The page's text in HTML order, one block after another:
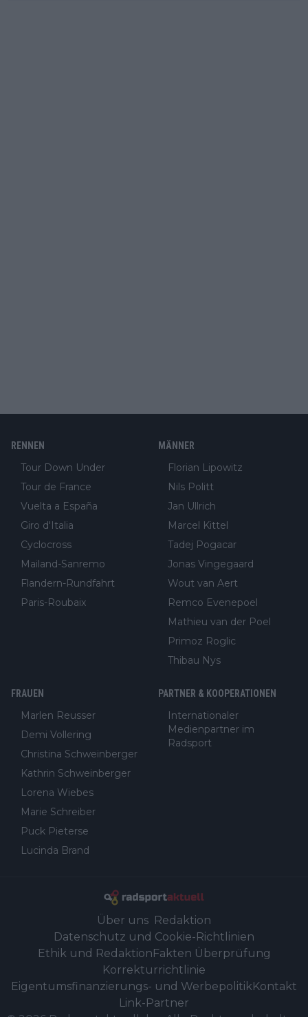
RENNEN
Tour Down Under
Tour de France
Vuelta a España
Giro d'Italia
Cyclocross
Mailand-Sanremo
Flandern-Rundfahrt
Paris-Roubaix
MÄNNER
Florian Lipowitz
Nils Politt
Jan Ullrich
Marcel Kittel
Tadej Pogacar
Jonas Vingegaard
Wout van Aert
Remco Evenepoel
Mathieu van der Poel
Primoz Roglic
Thibau Nys
FRAUEN
Marlen Reusser
Demi Vollering
Christina Schweinberger
Kathrin Schweinberger
Lorena Wiebes
Marie Schreiber
Puck Pieterse
Lucinda Brand
PARTNER & KOOPERATIONEN
Internationaler
Medienpartner im
Radsport
Über uns Redaktion
Datenschutz und Cookie-Richtlinien
Ethik und Redaktion Fakten Überprüfung
Korrekturrichtlinie
Eigentumsfinanzierungs- und WerbepolitikKontakt
Link-Partner